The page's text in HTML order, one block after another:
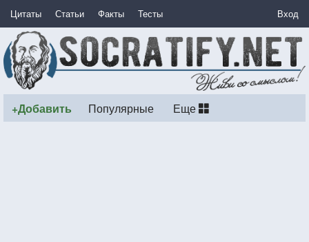
Цитаты Статьи Факты Тесты Вход
+Добавить Популярные Еще